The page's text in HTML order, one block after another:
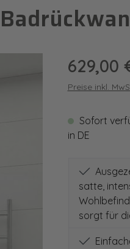
Regulärer
629,00
Preise inkl.
Sofort
in DE
satte,
sorgt für